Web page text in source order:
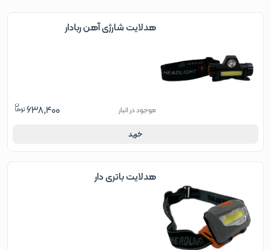
هدلایت شارژی آهن ربادار
موجود در انبار 638,400
خرید
هدلایت باتری دار